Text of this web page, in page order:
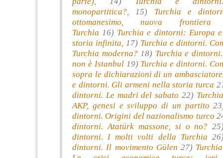
monopartitica? , 15) Turchia e
ottomanesimo, nuova
Turchia 16) Turchia e dintorni: Europa
storia infinita,
17) Turchia e dintorni.
Turchia moderna?18) Turchia e
non è Istanbul19) Turchia e dintorni.
sopra le dichiarazioni di un ambasciatore
e dintorni. Gli armeni nella storia turca
dintorni. Le madri del sabato 22)
AKP, genesi e sviluppo di un partito
dintorni. Origini del nazionalismo turco
dintorni. Atatürk massone, si o no?
dintorni. I molti volti della Turchia
dintorni. Il movimento Gülen 27)